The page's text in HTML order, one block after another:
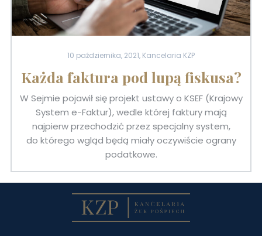
10 października, 2021, Kancelaria KZP
Każda faktura pod lupą fiskusa?
W Sejmie pojawił się projekt ustawy o KSEF (Krajowy
System e-Faktur), wedle której faktury mają
najpierw przechodzić przez specjalny system,
do którego wgląd będą miały oczywiście ograny
podatkowe.